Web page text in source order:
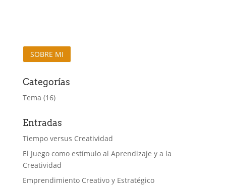
SOBRE MI
Categorías
Tema (16)
Entradas
Tiempo versus Creatividad
El Juego como estímulo al Aprendizaje y a la
Creatividad
Emprendimiento Creativo y Estratégico